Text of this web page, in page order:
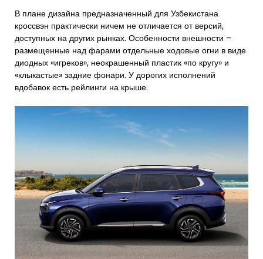
В плане дизайна предназначенный для Узбекистана
кроссвэн практически ничем не отличается от версий,
доступных на других рынках. Особенности внешности –
размещенные над фарами отдельные ходовые огни в виде
диодных «игреков», неокрашенный пластик «по кругу» и
«клыкастые» задние фонари. У дорогих исполнений
вдобавок есть рейлинги на крыше.